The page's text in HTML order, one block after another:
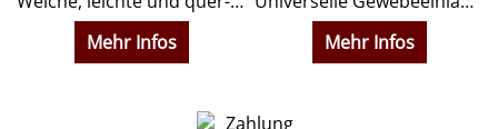
Mehr Infos
Mehr Infos